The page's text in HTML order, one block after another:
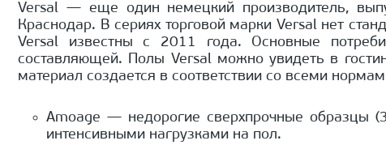
Versal — еще один немецкий производитель,
Краснодар. В сериях торговой марки Versal нет
Versal известны с 2011 года. Основные
составляющей. Полы Versal можно увидеть в
материал создается в соответствии со всеми
Amoage — недорогие сверхпрочные образцы
интенсивными нагрузками на пол.